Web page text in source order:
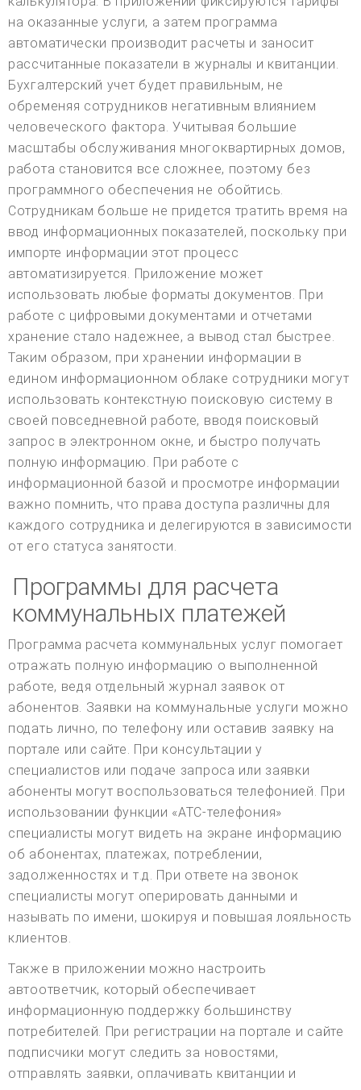
на оказанные услуги, а затем программа
автоматически производит расчеты и заносит
рассчитанные показатели в журналы и квитанции.
Бухгалтерский учет будет правильным, не
обременяя сотрудников негативным влиянием
человеческого фактора. Учитывая большие
масштабы обслуживания многоквартирных домов,
работа становится все сложнее, поэтому без
программного обеспечения не обойтись.
Сотрудникам больше не придется тратить время на
ввод информационных показателей, поскольку при
импорте информации этот процесс
автоматизируется. Приложение может
использовать любые форматы документов. При
работе с цифровыми документами и отчетами
хранение стало надежнее, а вывод стал быстрее.
Таким образом, при хранении информации в
едином информационном облаке сотрудники могут
использовать контекстную поисковую систему в
своей повседневной работе, вводя поисковый
запрос в электронном окне, и быстро получать
полную информацию. При работе с
информационной базой и просмотре информации
важно помнить, что права доступа различны для
каждого сотрудника и делегируются в зависимости
от его статуса занятости.
Программы для расчета
коммунальных платежей
Программа расчета коммунальных услуг помогает
отражать полную информацию о выполненной
работе, ведя отдельный журнал заявок от
абонентов. Заявки на коммунальные услуги можно
подать лично, по телефону или оставив заявку на
портале или сайте. При консультации у
специалистов или подаче запроса или заявки
абоненты могут воспользоваться телефонией. При
использовании функции «АТС-телефония»
специалисты могут видеть на экране информацию
об абонентах, платежах, потреблении,
задолженностях и т.д. При ответе на звонок
специалисты могут оперировать данными и
называть по имени, шокируя и повышая лояльность
клиентов.
Также в приложении можно настроить
автоответчик, который обеспечивает
информационную поддержку большинству
потребителей. При регистрации на портале и сайте
подписчики могут следить за новостями,
отправлять заявки, оплачивать квитанции и